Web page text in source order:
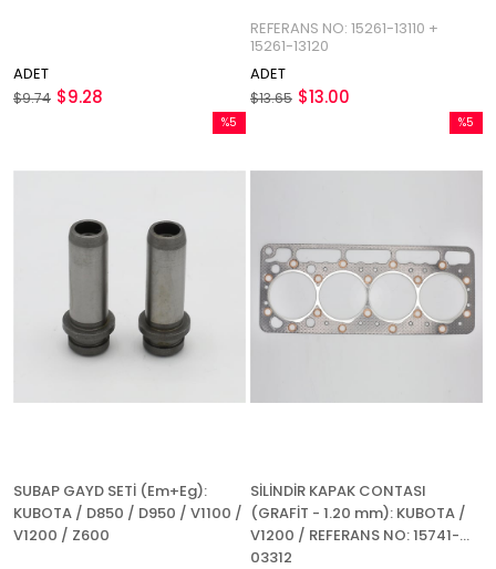
ADET
$9.28
$9.74
REFERANS NO: 15261-13110 +
15261-13120
ADET
$13.00
$13.65
SUBAP GAYD SETİ (Em+Eg):
KUBOTA / D850 / D950 / V1100 /
V1200 / Z600
%5
%5İndirim
SİLİNDİR KAPAK CONTASI
(GRAFİT - 1.20 mm): KUBOTA /
V1200 / REFERANS NO: 15741-
03312
%5